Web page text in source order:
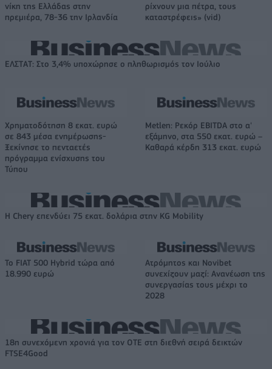
νίκη της Ελλάδας στην
πρεμιέρα, 78-36 την Ιρλανδία
ρίχνουν μια πέτρα, τους
καταστρέφεις» (vid)
ΕΛΣΤΑΤ: Στο 3,4% υποχώρησε ο πληθωρισμός τον Ιούλιο
Χρηματοδότηση 8 εκατ. ευρώ
σε 843 μέσα ενημέρωσης-
Ξεκίνησε το πενταετές
πρόγραμμα ενίσχυσης του
Τύπου
Metlen: Ρεκόρ EBITDA στο α'
εξάμηνο, στα 550 εκατ. ευρώ –
Καθαρά κέρδη 313 εκατ. ευρώ
Η Chery επενδύει 75 εκατ. δολάρια στην KG Mobility
Το FIAT 500 Hybrid τώρα από
18.990 ευρώ
Ατρόμητος και Novibet
συνεχίζουν μαζί: Ανανέωση της
συνεργασίας τους μέχρι το
2028
18η συνεχόμενη χρονιά για τον ΟΤΕ στη διεθνή σειρά δεικτών
FTSE4Good